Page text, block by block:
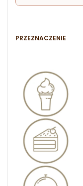
PRZEZNACZENIE